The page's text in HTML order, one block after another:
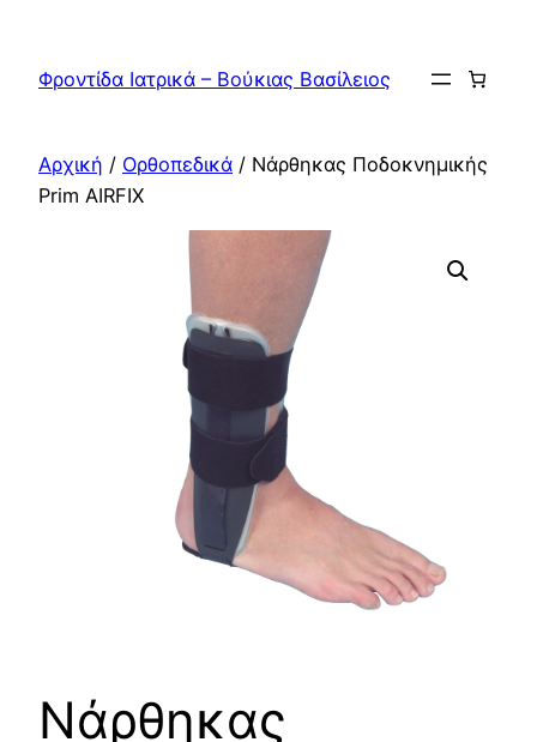
περιεχόμενο
Φροντίδα Ιατρικά – Βούκιας Βασίλειος
Αρχική / Ορθοπεδικά / Νάρθηκας Ποδοκνημικής
Prim AIRFIX
Νάρθηκας